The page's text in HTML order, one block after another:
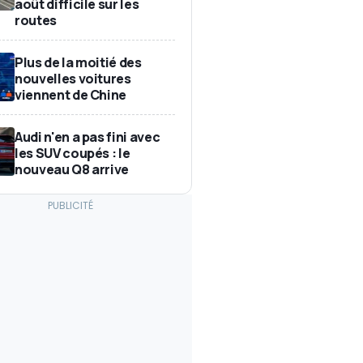
août difficile sur les
routes
Plus de la moitié des
nouvelles voitures
viennent de Chine
Audi n'en a pas fini avec
les SUV coupés : le
nouveau Q8 arrive